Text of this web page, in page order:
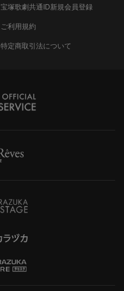
宝塚歌劇共通ID新規会員登録
ご利用規約
特定商取引法について